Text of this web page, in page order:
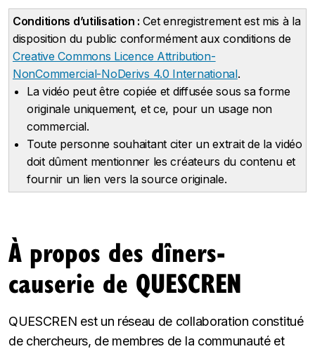
Conditions d’utilisation : Cet enregistrement est mis à la
disposition du public conformément aux conditions de
Creative Commons Licence Attribution-
NonCommercial-NoDerivs 4.0 International.
La vidéo peut être copiée et diffusée sous sa forme
originale uniquement, et ce, pour un usage non
commercial.
Toute personne souhaitant citer un extrait de la vidéo
doit dûment mentionner les créateurs du contenu et
fournir un lien vers la source originale.
À propos des dîners-
causerie de QUESCREN
QUESCREN est un réseau de collaboration constitué
de chercheurs, de membres de la communauté et